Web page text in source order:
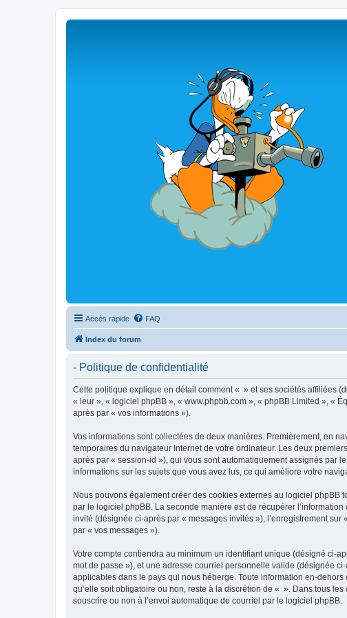
Accès rapide FAQ
Index du forum
- Politique de confidentialité
Cette politique explique en détail comment « » et ses sociétés affiliées
« leur », « logiciel phpBB », « www.phpbb.com », « phpBB Limited », «
après par « vos informations »).
Vos informations sont collectées de deux manières. Premièrement, en
temporaires du navigateur Internet de votre ordinateur. Les deux
après par « session-id »), qui vous sont automatiquement assignés par
informations sur les sujets que vous avez lus, ce qui améliore votre
Nous pouvons également créer des cookies externes au logiciel
par le logiciel phpBB. La seconde manière est de récupérer
invité (désignée ci-après par « messages invités »), l’enregistrement
par « vos messages »).
Votre compte contiendra au minimum un identifiant unique (désigné ci-
mot de passe »), et une adresse courriel personnelle valide (désignée
applicables dans le pays qui nous héberge. Toute information en-
qu’elle soit obligatoire ou non, reste à la discrétion de « ». Dans tous
souscrire ou non à l’envoi automatique de courriel par le logiciel phpBB.